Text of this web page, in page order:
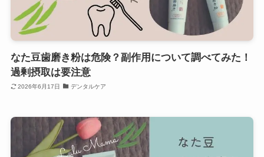
なた豆歯磨き粉は危険？副作用について調べてみた！
過剰摂取は要注意
2026年6月17日 デンタルケア